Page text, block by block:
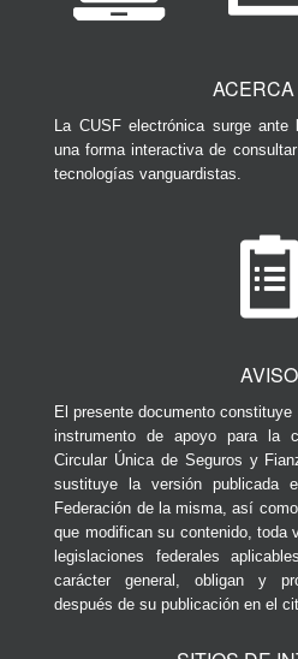
La CUSF electrónica surge
una forma interactiva de
tecnologías vanguardistas.
AVISO
El presente documento
instrumento de apoyo para la
Circular Única de Seguros y
sustituye la versión publicada
Federación de la misma, así
que modifican su contenido, toda
legislaciones federales
carácter general, obligan y
después de su publicación en el